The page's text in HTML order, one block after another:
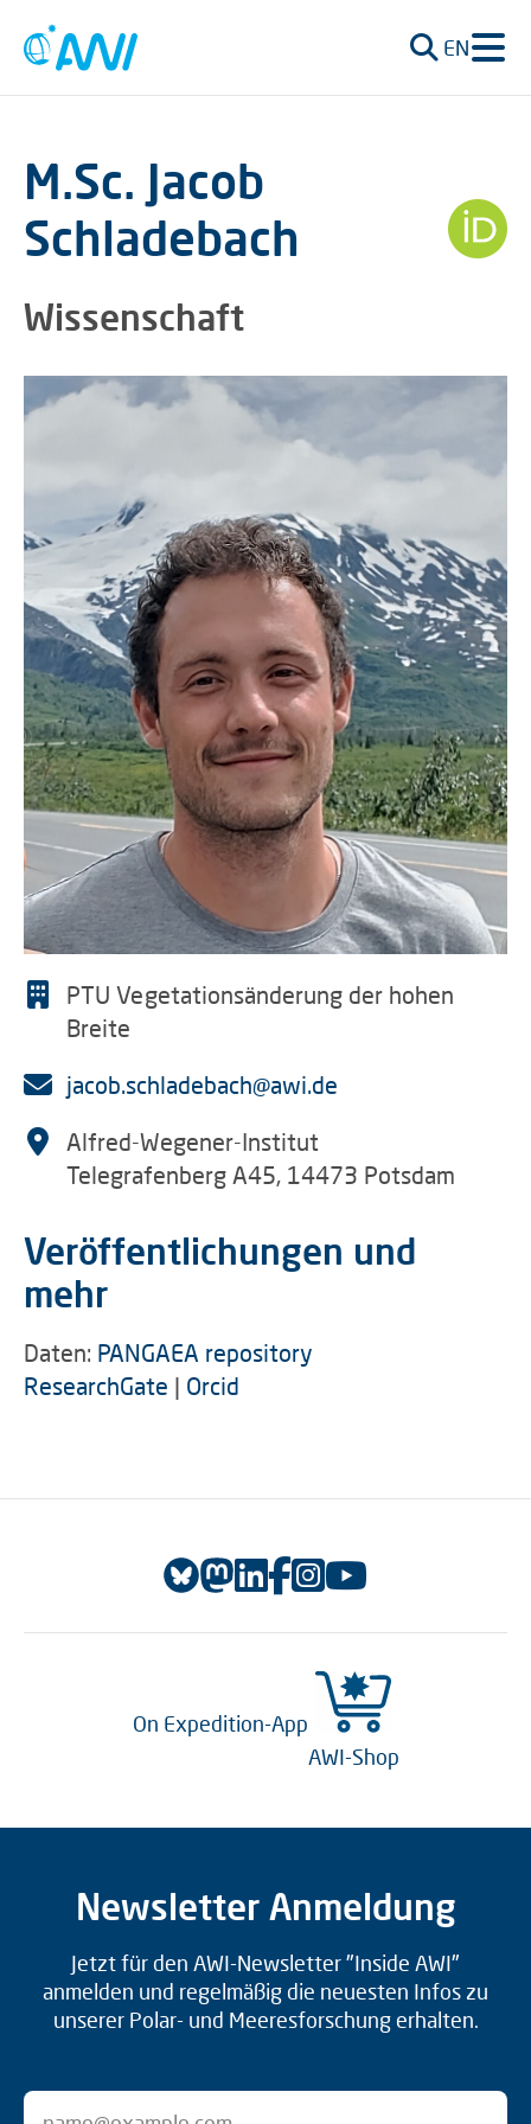
EN
M.Sc. Jacob
Schladebach
Wissenschaft
PTU Vegetationsänderung der hohen
Breite
jacob.schladebach@awi.de
Alfred-Wegener-Institut
Telegrafenberg A45, 14473 Potsdam
Veröffentlichungen und
mehr
Daten: PANGAEA repository
ResearchGate | Orcid
On Expedition-App
AWI-Shop
Newsletter Anmeldung
Jetzt für den AWI-Newsletter "Inside AWI"
anmelden und regelmäßig die neuesten Infos zu
unserer Polar- und Meeresforschung erhalten.